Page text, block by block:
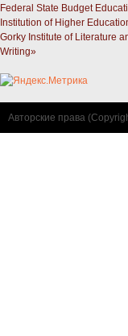
Federal State Budget
Institution of Higher
Gorky Institute of Literature
Writing»
Авторские права